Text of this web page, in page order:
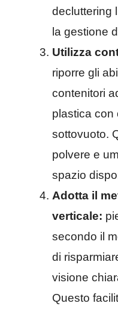
decluttering
la gestione
Utilizza
riporre gli
contenitori
plastica con
sottovuoto.
polvere e
spazio
Adotta il
verticale:
secondo il
di
visione
Questo